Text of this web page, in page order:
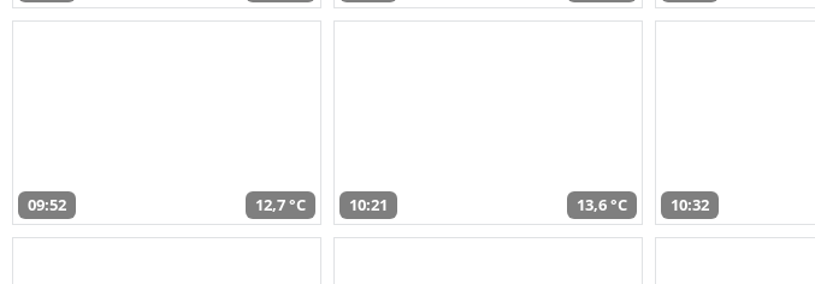
09:52 12,7 °C 10:21 13,6 °C 10:32